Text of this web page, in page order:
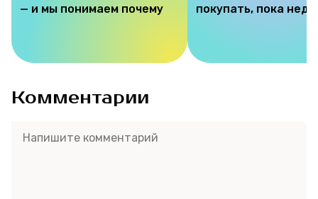
— и мы понимаем почему
покупать, пока
Комментарии